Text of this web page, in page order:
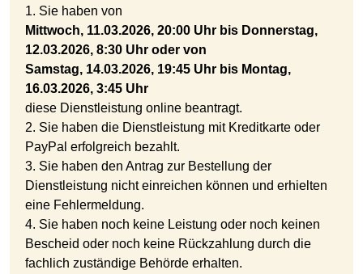
1. Sie haben von
Mittwoch, 11.03.2026, 20:00 Uhr bis Donnerstag,
12.03.2026, 8:30 Uhr oder von
Samstag, 14.03.2026, 19:45 Uhr bis Montag,
16.03.2026, 3:45 Uhr
diese Dienstleistung online beantragt.
2. Sie haben die Dienstleistung mit Kreditkarte oder
PayPal erfolgreich bezahlt.
3. Sie haben den Antrag zur Bestellung der
Dienstleistung nicht einreichen können und erhielten
eine Fehlermeldung.
4. Sie haben noch keine Leistung oder noch keinen
Bescheid oder noch keine Rückzahlung durch die
fachlich zuständige Behörde erhalten.